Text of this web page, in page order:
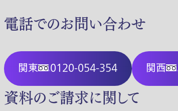
電話でのお問い合わせ
関東 0120-054-354 関西
資料のご請求に関して